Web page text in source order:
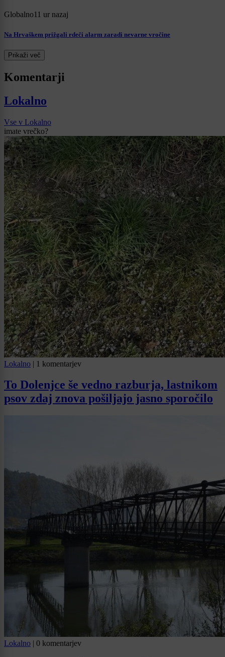
Globalno11 ur nazaj
Na Hrvaškem prižgali rdeči alarm zaradi nevarne vročine
Prikaži več
Komentarji
Lokalno
Vse v Lokalno
imate vrečko?
Lokalno | 1 komentarjev
To Dolenjce še vedno razburja, lastnikom
psov zdaj znova pošiljajo jasno sporočilo
Lokalno | 0 komentarjev